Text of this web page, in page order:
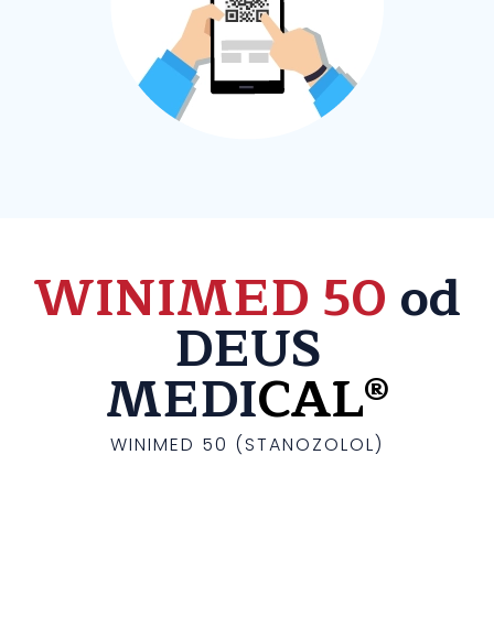
WINIMED 50od
DEUS
MEDICAL®
WINIMED 50 (STANOZOLOL)